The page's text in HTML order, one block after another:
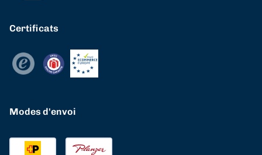
Certificats
Modes d'envoi